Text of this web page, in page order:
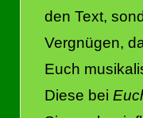
den Text,
Vergnügen,
Euch
Diese bei